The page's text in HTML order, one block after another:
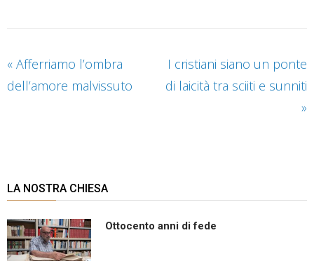
« Afferriamo l’ombra
dell’amore malvissuto
I cristiani siano un ponte
di laicità tra sciiti e sunniti
»
LA NOSTRA CHIESA
Ottocento anni di fede